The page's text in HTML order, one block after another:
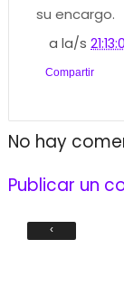
su encargo.
a la/s
Compartir
No hay
Publicar un
‹